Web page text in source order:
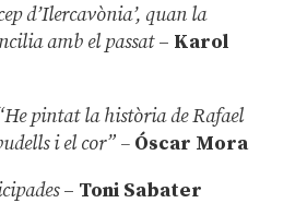
d’Ilercavònia’, quan la
amb el passat– Karol
pintat la història de Rafael
i el cor” –Óscar Mora
– Toni Sabater